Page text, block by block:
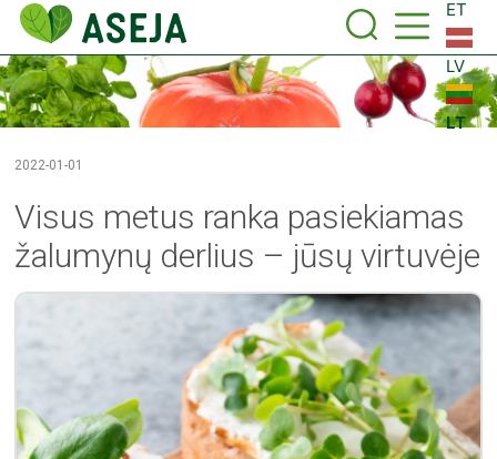
ET
LV
LT
2022-01-01
Visus metus ranka pasiekiamas
žalumynų derlius – jūsų virtuvėje